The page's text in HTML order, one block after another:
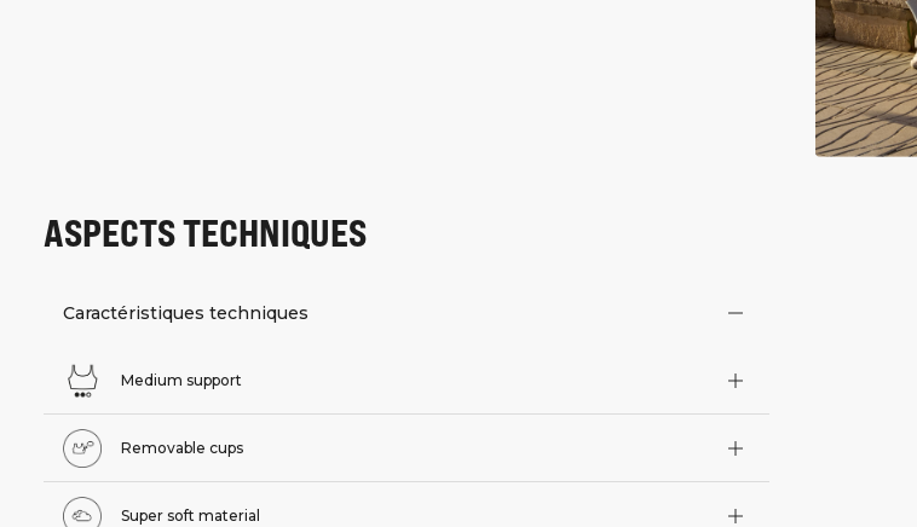
ASPECTS TECHNIQUES
Caractéristiques techniques
Medium support
Removable cups
Super soft material